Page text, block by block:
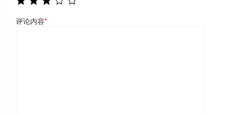
评论内容*